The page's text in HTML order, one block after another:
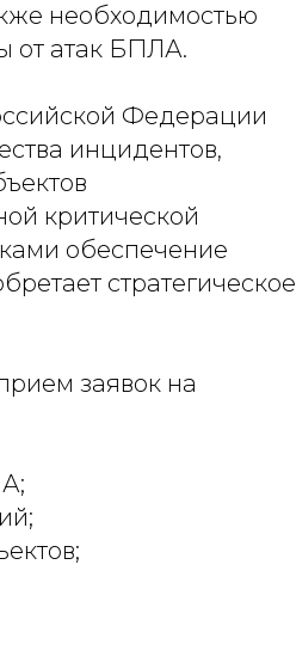
необходимостью
от атак БПЛА.
Федерации
инцидентов,
критической
обеспечение
стратегическое
заявок на